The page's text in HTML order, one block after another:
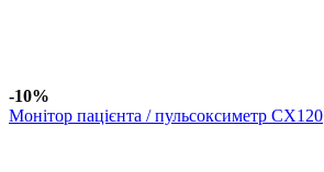
-10%
Монітор пацієнта / пульсоксиметр CX120